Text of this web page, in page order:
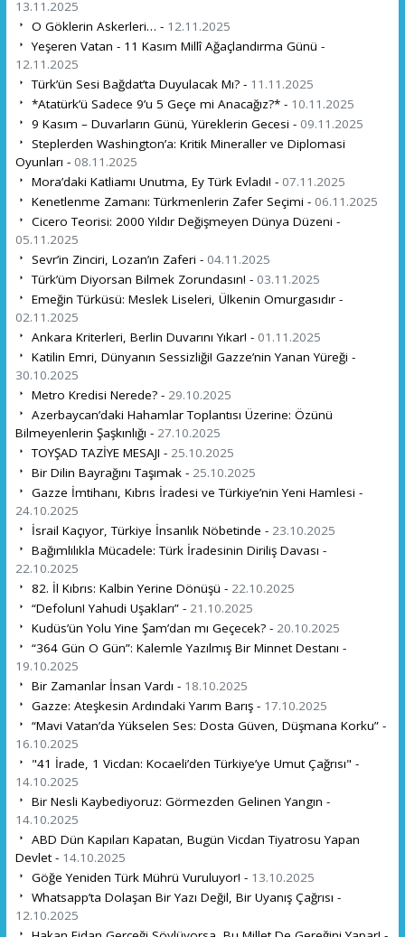
13.11.2025
O Göklerin Askerleri… - 12.11.2025
Yeşeren Vatan - 11 Kasım Millî Ağaçlandırma Günü -
12.11.2025
Türk’ün Sesi Bağdat’ta Duyulacak Mı? - 11.11.2025
*Atatürk’ü Sadece 9’u 5 Geçe mi Anacağız?* - 10.11.2025
9 Kasım – Duvarların Günü, Yüreklerin Gecesi - 09.11.2025
Steplerden Washington’a: Kritik Mineraller ve Diplomasi
Oyunları - 08.11.2025
Mora’daki Katliamı Unutma, Ey Türk Evladı! - 07.11.2025
Kenetlenme Zamanı: Türkmenlerin Zafer Seçimi - 06.11.2025
Cicero Teorisi: 2000 Yıldır Değişmeyen Dünya Düzeni -
05.11.2025
Sevr’in Zinciri, Lozan’ın Zaferi - 04.11.2025
Türk’üm Diyorsan Bilmek Zorundasın! - 03.11.2025
Emeğin Türküsü: Meslek Liseleri, Ülkenin Omurgasıdır -
02.11.2025
Ankara Kriterleri, Berlin Duvarını Yıkar! - 01.11.2025
Katilin Emri, Dünyanın Sessizliği! Gazze’nin Yanan Yüreği -
30.10.2025
Metro Kredisi Nerede? - 29.10.2025
Azerbaycan’daki Hahamlar Toplantısı Üzerine: Özünü
Bilmeyenlerin Şaşkınlığı - 27.10.2025
TOYŞAD TAZİYE MESAJI - 25.10.2025
Bir Dilin Bayrağını Taşımak - 25.10.2025
Gazze İmtihanı, Kıbrıs İradesi ve Türkiye’nin Yeni Hamlesi -
24.10.2025
İsrail Kaçıyor, Türkiye İnsanlık Nöbetinde - 23.10.2025
Bağımlılıkla Mücadele: Türk İradesinin Diriliş Davası -
22.10.2025
82. İl Kıbrıs: Kalbin Yerine Dönüşü - 22.10.2025
“Defolun! Yahudi Uşakları” - 21.10.2025
Kudüs’ün Yolu Yine Şam’dan mı Geçecek? - 20.10.2025
“364 Gün O Gün”: Kalemle Yazılmış Bir Minnet Destanı -
19.10.2025
Bir Zamanlar İnsan Vardı - 18.10.2025
Gazze: Ateşkesin Ardındaki Yarım Barış - 17.10.2025
“Mavi Vatan’da Yükselen Ses: Dosta Güven, Düşmana Korku” -
16.10.2025
"41 İrade, 1 Vicdan: Kocaeli’den Türkiye’ye Umut Çağrısı" -
14.10.2025
Bir Nesli Kaybediyoruz: Görmezden Gelinen Yangın -
14.10.2025
ABD Dün Kapıları Kapatan, Bugün Vicdan Tiyatrosu Yapan
Devlet - 14.10.2025
Göğe Yeniden Türk Mührü Vuruluyor! - 13.10.2025
Whatsapp’ta Dolaşan Bir Yazı Değil, Bir Uyanış Çağrısı -
12.10.2025